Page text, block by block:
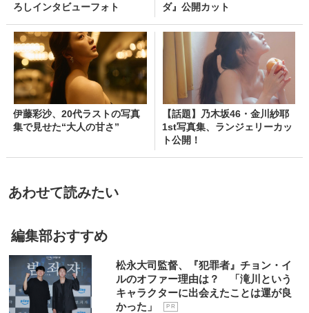
ろしインタビューフォト
ダ』公開カット
伊藤彩沙、20代ラストの写真
集で見せた“大人の甘さ”
【話題】乃木坂46・金川紗耶
1st写真集、ランジェリーカッ
ト公開！
あわせて読みたい
編集部おすすめ
松永大司監督、『犯罪者』チョン・イ
ルのオファー理由は？ 「滝川という
キャラクターに出会えたことは運が良
かった」
P R